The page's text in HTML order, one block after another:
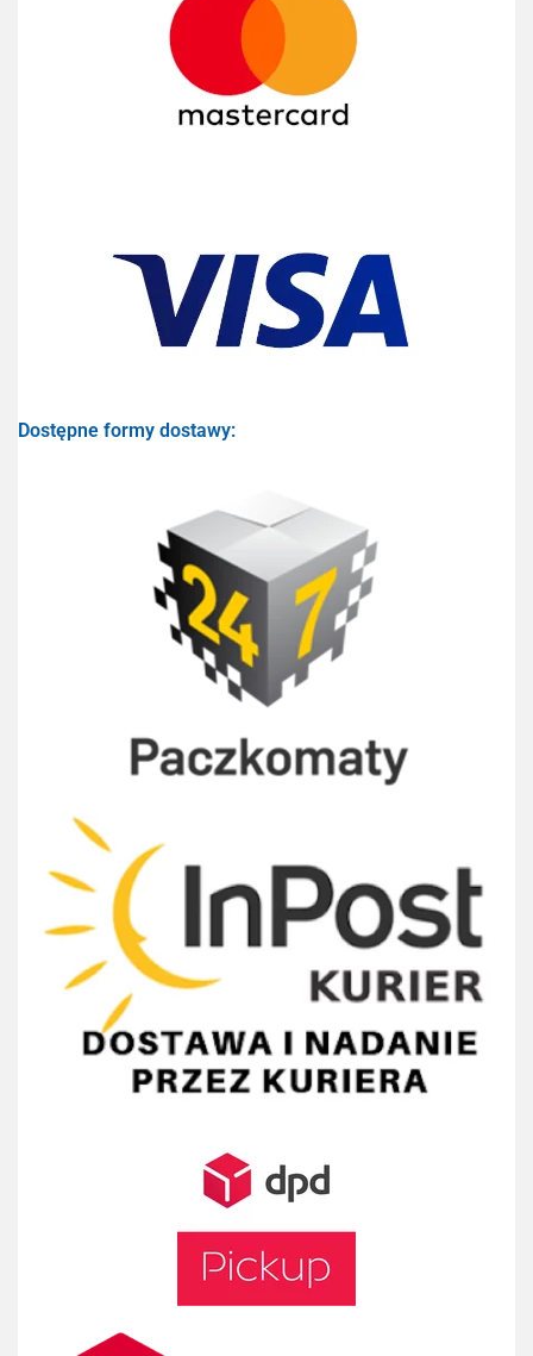
Dostępne formy dostawy: